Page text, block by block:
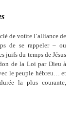
de voûte l’alliance de
de se rappeler – ou
juifs du temps de Jésus
de la Loi par Dieu à
le peuple hébreu… et
la plus courante,